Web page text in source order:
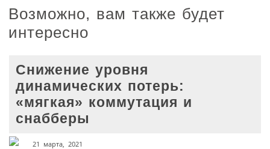
Возможно, вам также будет
интересно
Снижение уровня
динамических потерь:
«мягкая» коммутация и
снабберы
21 марта, 2021